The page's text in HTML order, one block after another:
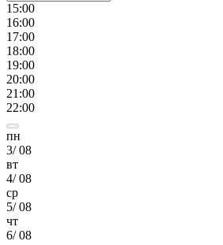
15:00
16:00
17:00
18:00
19:00
20:00
21 :00
22:00
пн
3/08
вт
4/08
ср
5/08
чт
6/08